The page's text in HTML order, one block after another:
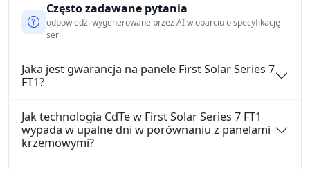
Często zadawane pytania
odpowiedzi wygenerowane przez AI w oparciu o specyfikację
serii
Jaka jest gwarancja na panele First Solar Series 7
FT1?
Jak technologia CdTe w First Solar Series 7 FT1
wypada w upalne dni w porównaniu z panelami
krzemowymi?